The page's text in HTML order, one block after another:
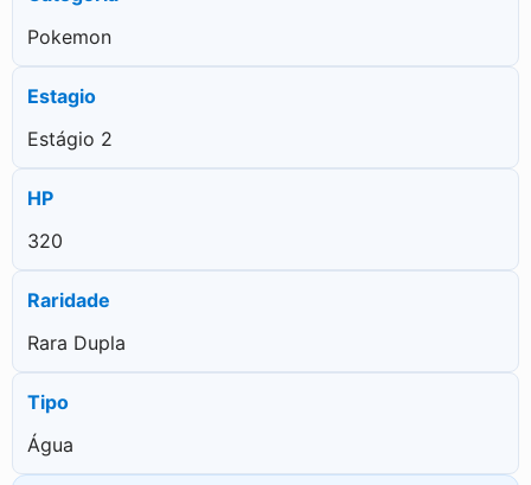
Pokemon
Estagio
Estágio 2
HP
320
Raridade
Rara Dupla
Tipo
Água